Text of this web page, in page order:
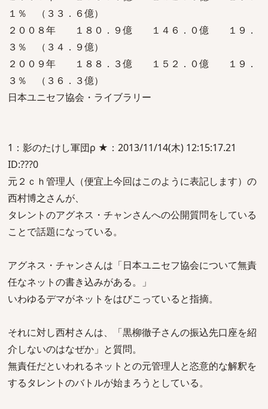
１％ （３３．６億）
２００８年 １８０．９億 １４６．０億 １９．
３％ （３４．９億）
２００９年 １８８．３億 １５２．０億 １９．
３％ （３６．３億）
日本ユニセフ協会・ライブラリー
1：影のたけし軍団ρ ★：2013/11/14(木) 12:15:17.21
ID:???0
元２ｃｈ管理人（便宜上今回はこのように表記します）の
西村博之さんが、
タレントのアグネス・チャンさんへの公開質問をしている
ことで話題になっている。
アグネス・チャンさんは「日本ユニセフ協会について無責
任なネットの書き込みがある。」
いわゆるデマがネットをはびこっていると指摘。
それに対し西村さんは、「黒柳徹子さんの振込先口座を紹
介しないのはなぜか」と質問。
無責任だといわれるネットとの元管理人と恣意的な解釈を
するタレントのバトルが始まろうとしている。